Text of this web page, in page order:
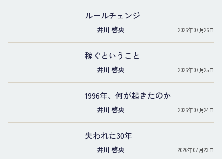
ルールチェンジ
井川 啓央 2026年07月26日
稼ぐということ
井川 啓央 2026年07月25日
1996年、何が起きたのか
井川 啓央 2026年07月24日
失われた30年
井川 啓央 2026年07月23日